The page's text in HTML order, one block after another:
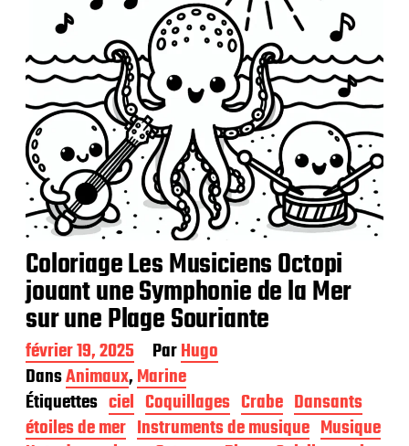
o
n
Coloriage Les Musiciens Octopi
jouant une Symphonie de la Mer
sur une Plage Souriante
D
a
t
e
d
février 19, 2025 ParHugo
DansAnimaux,Marine
Étiquettes ciel Coquillages Crabe Dansants
étoiles de mer Instruments de musique Musique